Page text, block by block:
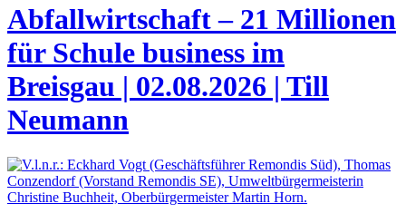
Abfallwirtschaft – 21 Millionen
für Schule business im
Breisgau | 02.08.2026 | Till
Neumann